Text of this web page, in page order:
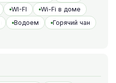
WI-FI
Wi-Fi в доме
Водоем
Горячий чан